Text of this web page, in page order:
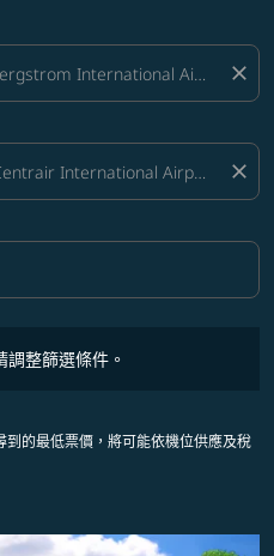
close
close
整篩選條件。
的最低票價，將可能依機位供應及稅